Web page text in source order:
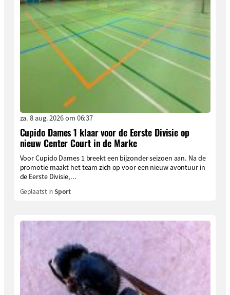
za. 8 aug. 2026 om 06:37
Cupido Dames 1 klaar voor de Eerste Divisie op
nieuw Center Court in de Marke
Voor Cupido Dames 1 breekt een bijzonder seizoen aan. Na de
promotie maakt het team zich op voor een nieuw avontuur in
de Eerste Divisie,...
Geplaatst inSport